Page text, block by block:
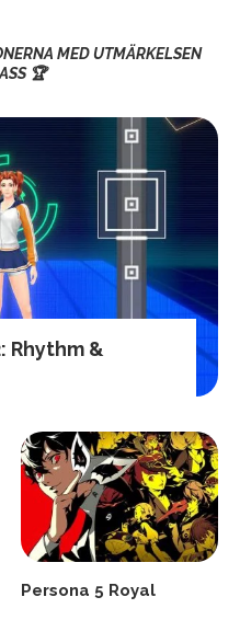
MED UTMÄRKELSEN
🏆
Rhythm &
Persona 5 Royal